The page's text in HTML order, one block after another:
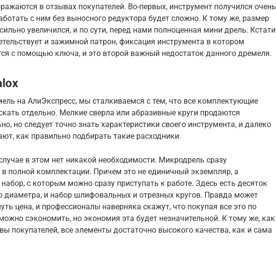
в отзывах покупателей. Во-первых, инструмент получился очень
с ним без выносного редуктора будет сложно. К тому же, размер
увеличился, и по сути, перед нами полноценная мини дрель. Кстати
и зажимной патрон, фиксация инструмента в котором
с помощью ключа, и это второй важный недостаток данного дремеля.
на АлиЭкспресс, мы сталкиваемся с тем, что все комплектующие
отдельно. Мелкие сверла или абразивные круги продаются
но следует точно знать характеристики своего инструмента, и далеко
как правильно подбирать такие расходники.
в этом нет никакой необходимости. Микродрель сразу
в полной комплектации. Причем это не единичный экземпляр, а
с которым можно сразу приступать к работе. Здесь есть десяток
диаметра, и набор шлифовальных и отрезных кругов. Правда может
цена, и профессионалы наверняка скажут, что покупая все это по
сэкономить, но экономия эта будет незначительной. К тому же, как
покупателей, все элементы достаточно высокого качества, как и сама